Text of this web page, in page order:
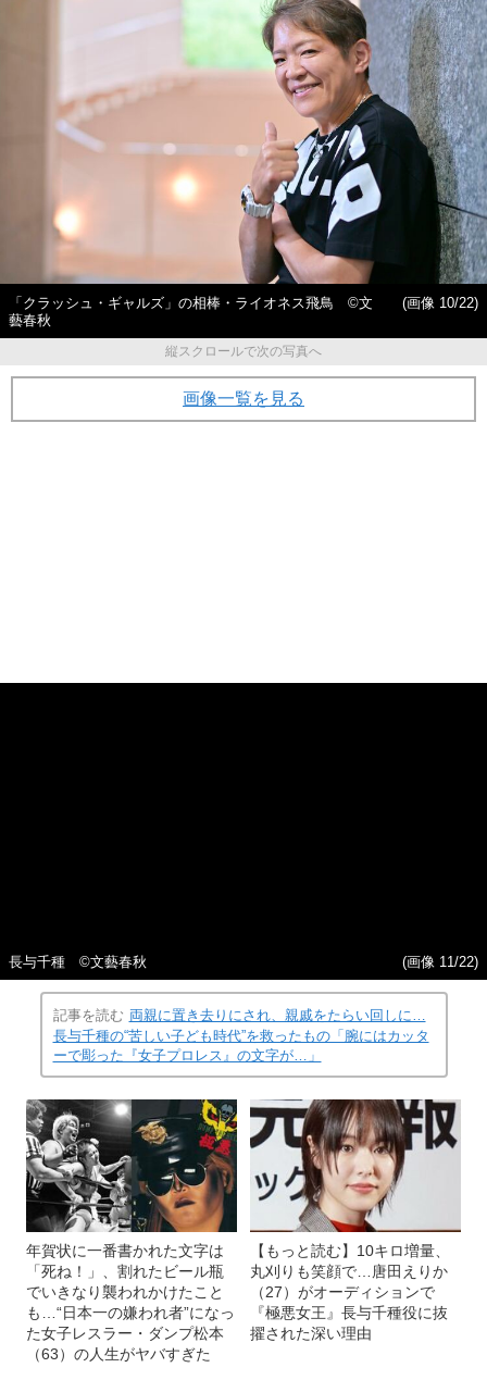
「クラッシュ・ギャルズ」の相棒・ライオネス飛鳥 ©文
藝春秋
(画像 10/22)
縦スクロールで次の写真へ
画像一覧を見る
長与千種 ©文藝春秋 (画像 11/22)
記事を読む 両親に置き去りにされ、親戚をたらい回しに…
長与千種の“苦しい子ども時代”を救ったもの「腕にはカッタ
ーで彫った『女子プロレス』の文字が…」
年賀状に一番書かれた文字は
「死ね！」、割れたビール瓶
でいきなり襲われかけたこと
【もっと読む】10キロ増量、
丸刈りも笑顔で…唐田えりか